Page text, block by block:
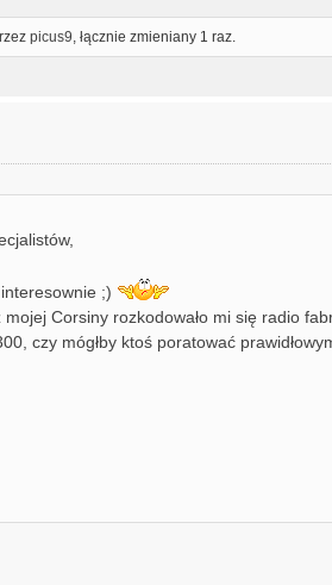
picus9 , łącznie zmieniany 1 raz.
;)
Corsiny rozkodowało mi się radio
czy mógłby ktoś poratować